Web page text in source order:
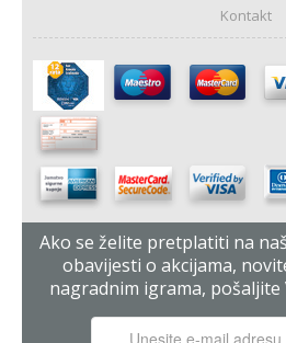
Kontakt
Ako se želite pretplatiti na
obavijesti o akcijama,
nagradnim igrama, pošaljite